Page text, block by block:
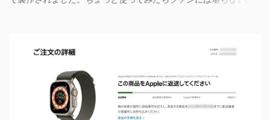
おり、現時点で使えないようだ。諦めよう。 今回の不具合につ
iSyncrを活用することで、Androidデバイスでもレート機能や再生
ートフォンに移行したい場合に役立つはずだ。
す・・・。カッコイイ！！ 開発ページ（英語） gpbeta.com - The
SAO Utilities Project – development log インストール（導入）手順
1. 開発ページ のDownloadsの項目から自分のOSにあったファイル
をダウンロードする。 Windows（Windows2000, XP, Vista, Win7,
Win8）に対応です。 （ ◆自分のパソコンが 32 ビット版か 64 ビッ